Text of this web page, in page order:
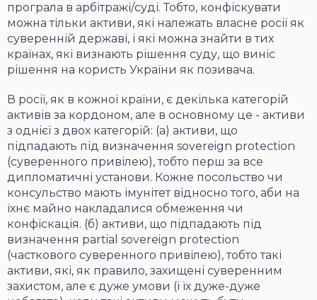
програла в арбітражі/суді. Тобто, конфіскувати
можна тільки активи, які належать власне росії як
суверенній державі, і які можна знайти в тих
країнах, які визнають рішення суду, що виніс
рішення на користь України як позивача.
В росії, як в кожної країни, є декілька категорій
активів за кордоном, але в основному це - активи
з однієї з двох категорій: (а) активи, що
підпадають під визначення sovereign protection
(суверенного привілею), тобто перш за все
дипломатичні установи. Кожне посольство чи
консульство мають імунітет відносно того, аби на
їхнє майно накладалися обмеження чи
конфіскація. (б) активи, що підпадають під
визначення partial sovereign protection
(часткового суверенного привілею), тобто такі
активи, які, як правило, захищені суверенним
захистом, але є дуже умови (і їх дуже-дуже